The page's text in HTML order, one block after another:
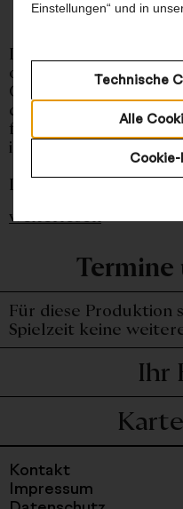
Einstellungen“ und in
Technische
Alle
Die
optimalen
Opernsänger:innen
dem Publikum,
früh in ihrer Karriere
ihrer Entwicklung zu
Die
weiterlesen
Für diese Produktion
Spielzeit keine
Ihr
Kontakt
Impressum